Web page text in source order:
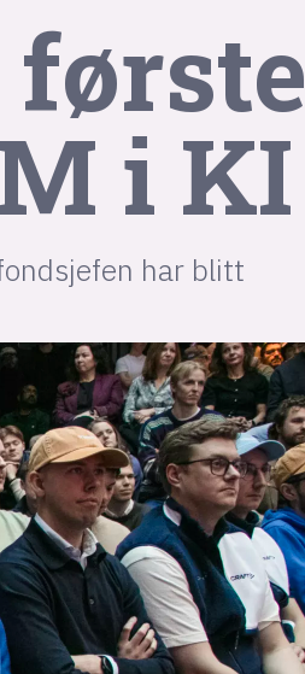
i KI
har blitt
inn/ut hobby